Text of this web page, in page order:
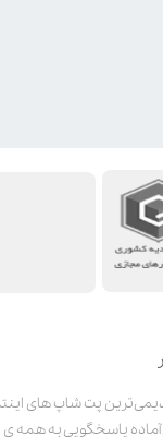
آماده پاسخگویی به